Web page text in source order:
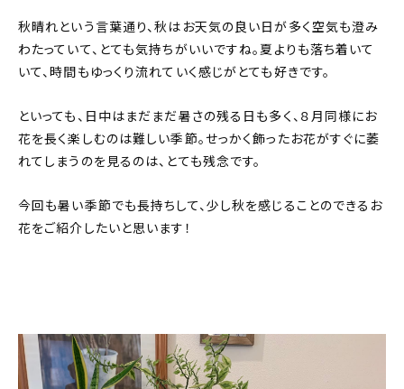
秋晴れという言葉通り、秋はお天気の良い日が多く空気も澄み
わたっていて、とても気持ちがいいですね。夏よりも落ち着いて
いて、時間もゆっくり流れていく感じがとても好きです。
といっても、日中はまだまだ暑さの残る日も多く、８月同様にお
花を長く楽しむのは難しい季節。せっかく飾ったお花がすぐに萎
れてしまうのを見るのは、とても残念です。
今回も暑い季節でも長持ちして、少し秋を感じることのできるお
花をご紹介したいと思います！